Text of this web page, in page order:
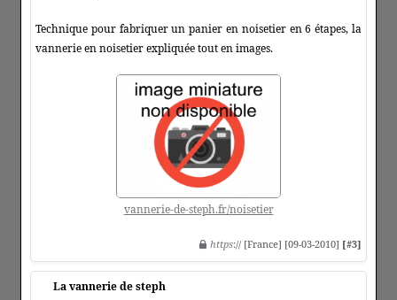
Technique pour fabriquer un panier en noisetier en 6 étapes, la
vannerie en noisetier expliquée tout en images.
vannerie-de-steph.fr/noisetier
https:// [France] [09-03-2010] [#3]
La vannerie de steph